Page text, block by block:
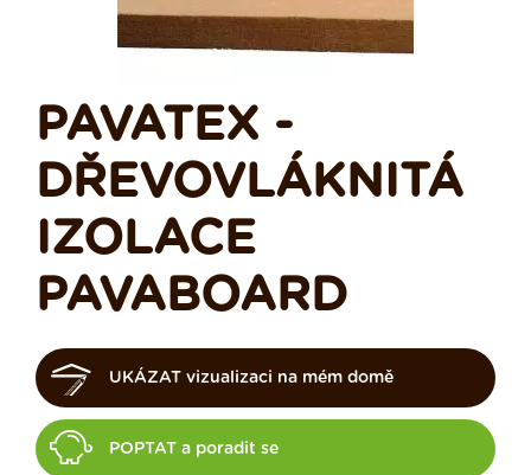
PAVATEX -
DŘEVOVLÁKNITÁ
IZOLACE
PAVABOARD
UKÁZAT vizualizaci na mém domě
POPTAT a poradit se